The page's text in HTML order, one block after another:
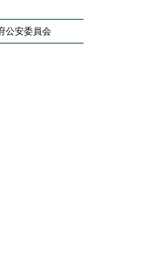
公安委員会